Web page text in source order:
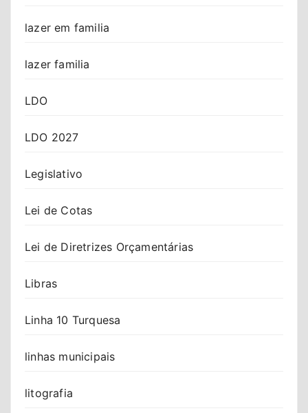
lazer em familia
lazer familia
LDO
LDO 2027
Legislativo
Lei de Cotas
Lei de Diretrizes Orçamentárias
Libras
Linha 10 Turquesa
linhas municipais
litografia